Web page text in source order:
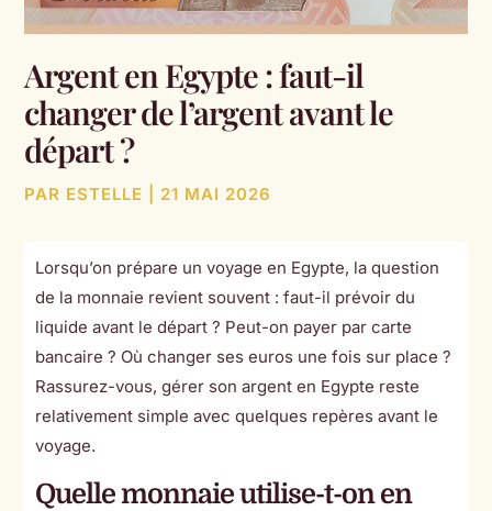
Argent en Egypte : faut-il
changer de l’argent avant le
départ ?
PAR ESTELLE 21 MAI 2026
Lorsqu’on prépare un voyage en Egypte, la question
de la monnaie revient souvent : faut-il prévoir du
liquide avant le départ ? Peut-on payer par carte
bancaire ? Où changer ses euros une fois sur place ?
Rassurez-vous, gérer son argent en Egypte reste
relativement simple avec quelques repères avant le
voyage.
Quelle monnaie utilise-t-on en